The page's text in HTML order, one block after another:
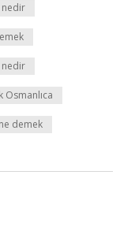
nedir
nedir
Osmanlıca
demek